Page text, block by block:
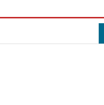
Agosto Lilás em Campo Belo